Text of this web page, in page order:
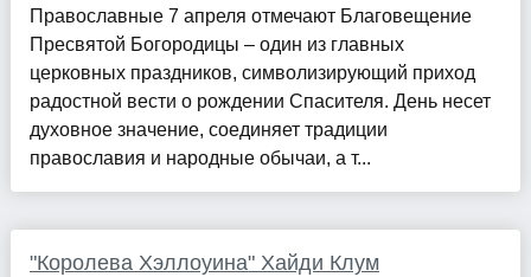
Православные 7 апреля отмечают Благовещение
Пресвятой Богородицы – один из главных
церковных праздников, символизирующий приход
радостной вести о рождении Спасителя. День несет
духовное значение, соединяет традиции
православия и народные обычаи, а т...
"Королева Хэллоуина" Хайди Клум